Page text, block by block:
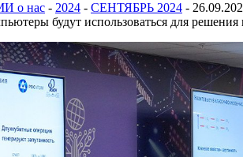
о нас - 2024 - СЕНТЯБРЬ 2024 -
будут использоваться для решения